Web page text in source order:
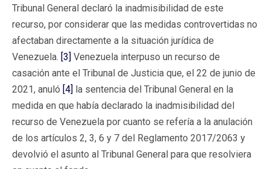
Tribunal General declaró la inadmisibilidad de este
recurso, por considerar que las medidas controvertidas no
afectaban directamente a la situación jurídica de
Venezuela. [3] Venezuela interpuso un recurso de
casación ante el Tribunal de Justicia que, el 22 de junio de
2021, anuló [4] la sentencia del Tribunal General en la
medida en que había declarado la inadmisibilidad del
recurso de Venezuela por cuanto se refería a la anulación
de los artículos 2, 3, 6 y 7 del Reglamento 2017/2063 y
devolvió el asunto al Tribunal General para que resolviera